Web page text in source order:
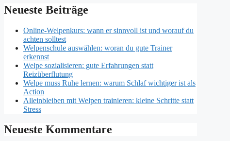
Neueste Beiträge
Online-Welpenkurs: wann er sinnvoll ist und worauf du
achten solltest
Welpenschule auswählen: woran du gute Trainer
erkennst
Welpe sozialisieren: gute Erfahrungen statt
Reizüberflutung
Welpe muss Ruhe lernen: warum Schlaf wichtiger ist als
Action
Alleinbleiben mit Welpen trainieren: kleine Schritte statt
Stress
Neueste Kommentare